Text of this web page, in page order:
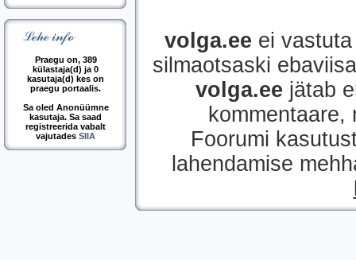
Praegu on, 389
külastaja(d) ja 0
kasutaja(d) kes on
praegu portaalis.
Sa oled Anonüümne
kasutaja. Sa saad
registreerida vabalt
vajutades SIIA
volga.ee ei
silmaotsaski
volga.ee jätab
Foorumi
lahendamise